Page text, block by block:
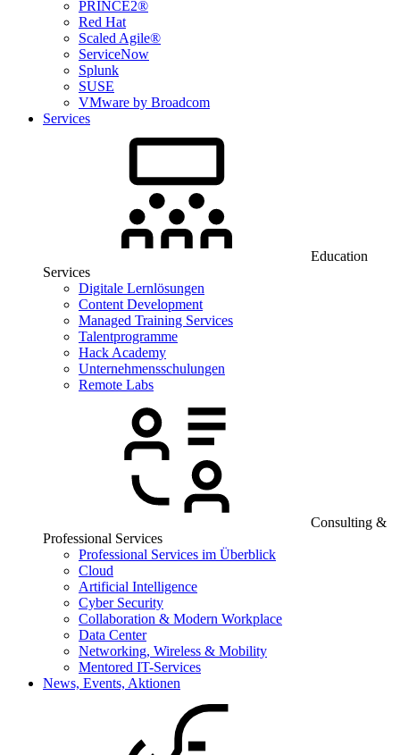
PRINCE2®
Red Hat
Scaled Agile®
ServiceNow
Splunk
SUSE
VMware by Broadcom
Services
Education
Services
Digitale Lernlösungen
Content Development
Managed Training Services
Talentprogramme
Hack Academy
Unternehmensschulungen
Remote Labs
Consulting &
Professional Services
Professional Services im Überblick
Cloud
Artificial Intelligence
Cyber Security
Collaboration & Modern Workplace
Data Center
Networking, Wireless & Mobility
Mentored IT-Services
News, Events, Aktionen